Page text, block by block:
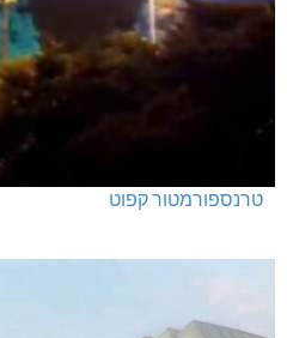
טרנספורמטור קפוט